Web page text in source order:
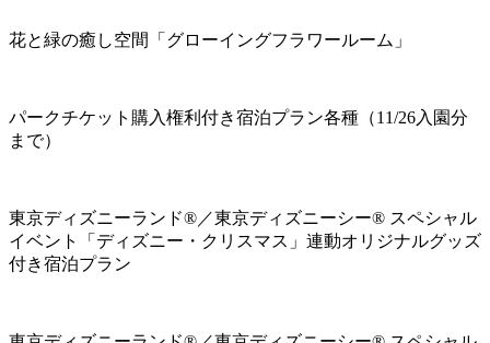
花と緑の癒し空間「グローイングフラワールーム」
パークチケット購入権利付き宿泊プラン各種（11/26入園分
まで）
東京ディズニーランド®／東京ディズニーシー® スペシャル
イベント「ディズニー・クリスマス」連動オリジナルグッズ
付き宿泊プラン